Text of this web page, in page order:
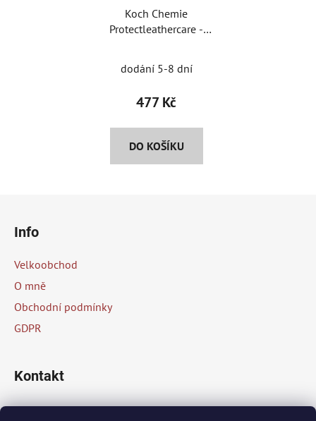
Koch Chemie
Protectleathercare -
dodání 5-8 dní
477 Kč
DO KOŠÍKU
Info
Velkoobchod
O mně
Obchodní podmínky
GDPR
Kontakt